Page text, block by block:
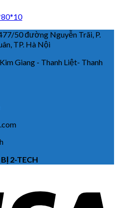
50 đường Nguyễn Trãi, P.
TP. Hà Nội
Giang - Thanh Liệt- Thanh
2-TECH